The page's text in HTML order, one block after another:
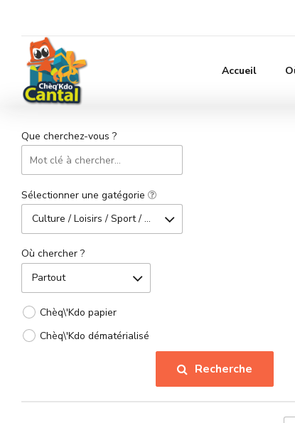
Accueil
Que cherchez-vous ?
Sélectionner une gatégorie
Culture / Loisirs / Sport / Divertissement
Où chercher ?
Partout
Chèq\'Kdo papier
Chèq\'Kdo dématérialisé
Recherche